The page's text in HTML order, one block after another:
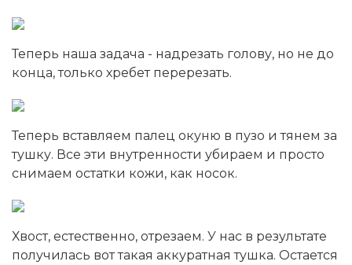
Теперь наша задача - надрезать голову, но не до
конца, только хребет перерезать.
Теперь вставляем палец окуню в пузо и тянем за
тушку. Все эти внутренности убираем и просто
снимаем остатки кожи, как носок.
Хвост, естественно, отрезаем. У нас в результате
получилась вот такая аккуратная тушка. Остается